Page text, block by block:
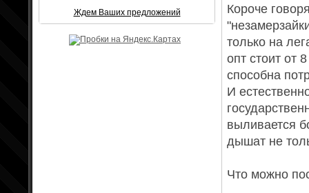
Короче
только на
опт стоит от
способна
И
выливается
дышат не
Что можно
Ждем Ваших предложений